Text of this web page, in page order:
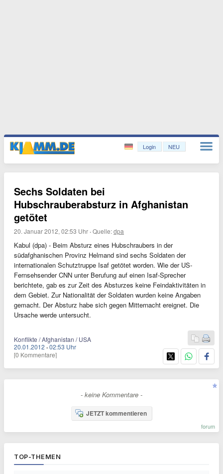
Login NEU
Sechs Soldaten bei
Hubschrauberabsturz in Afghanistan
getötet
20. Januar 2012, 02:53 Uhr ·Quelle:dpa
Kabul (dpa) - Beim Absturz eines Hubschraubers in der
südafghanischen Provinz Helmand sind sechs Soldaten der
internationalen Schutztruppe Isaf getötet worden. Wie der US-
Fernsehsender CNN unter Berufung auf einen Isaf-Sprecher
berichtete, gab es zur Zeit des Absturzes keine Feindaktivitäten in
dem Gebiet. Zur Nationalität der Soldaten wurden keine Angaben
gemacht. Der Absturz habe sich gegen Mitternacht ereignet. Die
Ursache werde untersucht.
Konflikte / Afghanistan / USA
20.01.2012 ·02:53 Uhr
[0 Kommentare]
- keine Kommentare -
JETZT kommentieren
forum
TOP-THEMEN